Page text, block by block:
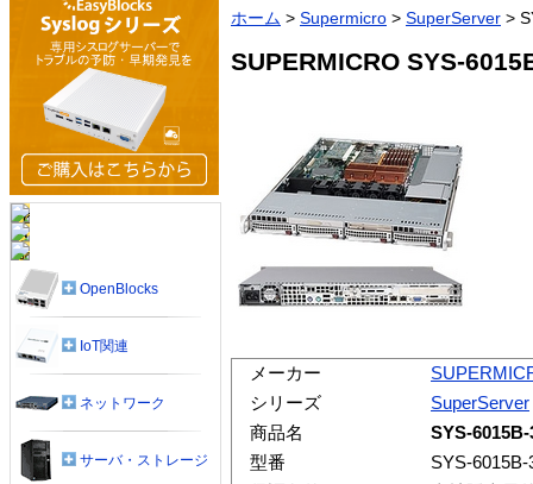
ホーム > Supermicro > SuperServer >
SUPERMICRO SYS-
メーカー
シリーズ
SuperServer
商品名
SYS-
型番
SYS-6015B-
OpenBlocks
IoT関連
ネットワーク
サーバ・ストレージ